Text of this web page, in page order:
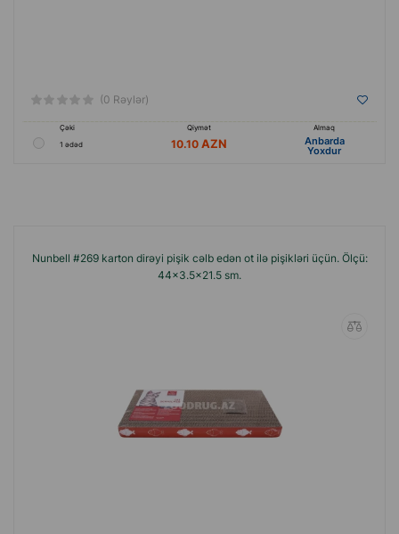
(0 Rəylər)
Çəki Qiymət
Almaq
1 ədəd
10.10 Anbarda
Yoxdur
Nunbell #269 karton dirəyi pişik cəlb edən ot ilə pişikləri üçün. Ölçü:
44×3.5×21.5 sm.